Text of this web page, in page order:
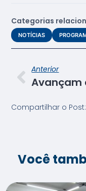
Categorias
NOTÍCIAS
Anterior
Compartilhar o Post:
Você